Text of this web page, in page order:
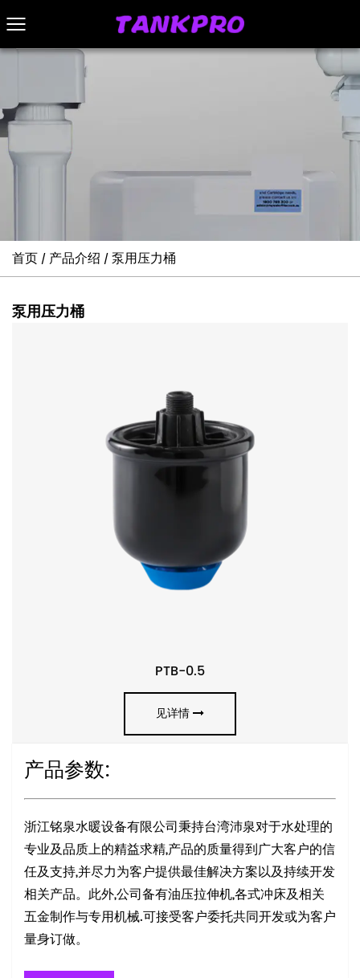
首页 / 产品介绍 / 泵用压力桶
泵用压力桶
PTB-0.5
见详情
产品参数:
浙江铭泉水暖设备有限公司秉持台湾沛泉对于水处理的
专业及品质上的精益求精,产品的质量得到广大客户的信
任及支持,并尽力为客户提供最佳解决方案以及持续开发
相关产品。此外,公司备有油压拉伸机,各式冲床及相关
五金制作与专用机械.可接受客户委托共同开发或为客户
量身订做。